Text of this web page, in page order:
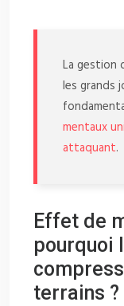
La gestion
les grands
mentaux
attaquant.
Effet de
pourquoi
terrains ?